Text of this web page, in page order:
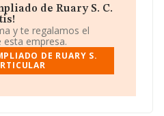
de Ruary S. C.
y te regalamos el
empresa.
DE RUARY S.